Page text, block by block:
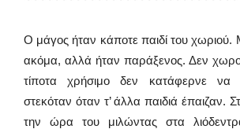
Ο μάγος ήταν κάποτε παιδί του χωριού.
ακόμα, αλλά ήταν παράξενος. Δεν
τίποτα χρήσιμο δεν κατάφερνε να
στεκόταν όταν τ’ άλλα παιδιά έπαιζαν.
την ώρα του μιλώντας στα